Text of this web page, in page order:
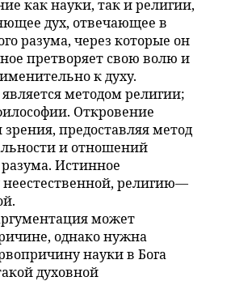
как науки, так и религии,
дух, отвечающее в
разума, через которые он
претворяет свою волю и
к духу.
методом религии;
Откровение
предоставляя метод
и отношений
Истинное
неестественной, религию—
может
однако нужна
науки в Бога
духовной